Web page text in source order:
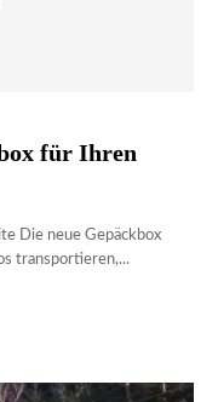
für Ihren
transportieren,...